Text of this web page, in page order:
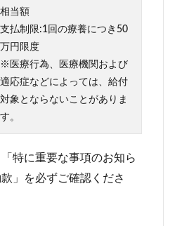
相当額
支払制限:1回の療養につき50
万円限度
※医療行為、医療機関および
適応症などによっては、給付
対象とならないことがありま
す。
特に重要な事項のお知ら
」を必ずご確認くださ